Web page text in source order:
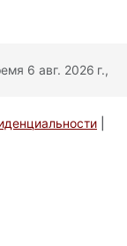
6 авг. 2026 г.,